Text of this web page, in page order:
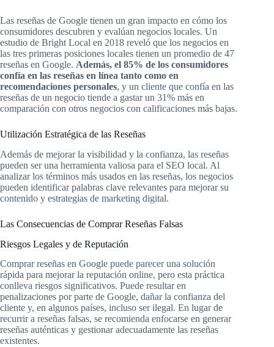
Las reseñas de Google tienen un gran impacto en cómo los
consumidores descubren y evalúan negocios locales. Un
estudio de Bright Local en 2018 reveló que los negocios en
las tres primeras posiciones locales tienen un promedio de 47
reseñas en Google. Además, el 85% de los consumidores
confía en las reseñas en línea tanto como en
recomendaciones personales, y un cliente que confía en las
reseñas de un negocio tiende a gastar un 31% más en
comparación con otros negocios con calificaciones más bajas.
Utilización Estratégica de las Reseñas
Además de mejorar la visibilidad y la confianza, las reseñas
pueden ser una herramienta valiosa para el SEO local. Al
analizar los términos más usados en las reseñas, los negocios
pueden identificar palabras clave relevantes para mejorar su
contenido y estrategias de marketing digital.
Las Consecuencias de Comprar Reseñas Falsas
Riesgos Legales y de Reputación
Comprar reseñas en Google puede parecer una solución
rápida para mejorar la reputación online, pero esta práctica
conlleva riesgos significativos. Puede resultar en
penalizaciones por parte de Google, dañar la confianza del
cliente y, en algunos países, incluso ser ilegal. En lugar de
recurrir a reseñas falsas, se recomienda enfocarse en generar
reseñas auténticas y gestionar adecuadamente las reseñas
existentes.